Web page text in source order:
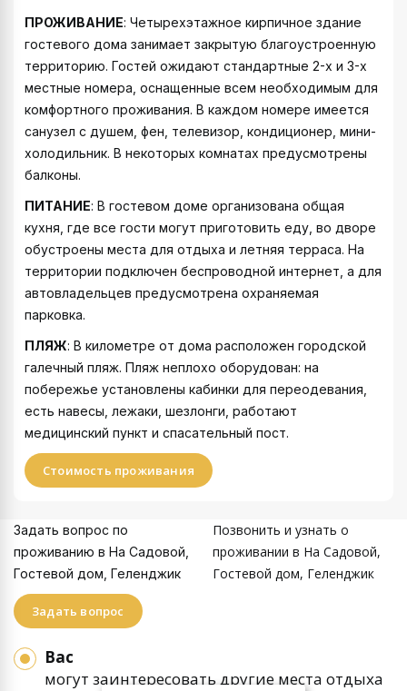
ПРОЖИВАНИЕ: Четырехэтажное кирпичное здание
гостевого дома занимает закрытую благоустроенную
территорию. Гостей ожидают стандартные 2-х и 3-х
местные номера, оснащенные всем необходимым для
комфортного проживания. В каждом номере имеется
санузел с душем, фен, телевизор, кондиционер, мини-
холодильник. В некоторых комнатах предусмотрены
балконы.
ПИТАНИЕ: В гостевом доме организована общая
кухня, где все гости могут приготовить еду, во дворе
обустроены места для отдыха и летняя терраса. На
территории подключен беспроводной интернет, а для
автовладельцев предусмотрена охраняемая
парковка.
ПЛЯЖ: В километре от дома расположен городской
галечный пляж. Пляж неплохо оборудован: на
побережье установлены кабинки для переодевания,
есть навесы, лежаки, шезлонги, работают
медицинский пункт и спасательный пост.
Стоимость проживания
Задать вопрос по
проживанию в На Садовой,
Гостевой дом, Геленджик
Задать вопрос
Позвонить и узнать о
проживании в На Садовой,
Гостевой дом, Геленджик
Вас
могут заинтересовать другие места отдыха